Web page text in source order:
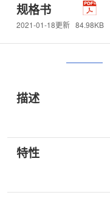
规格书
2021-01-18更新 84.98KB
描述
特性